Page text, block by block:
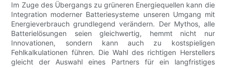
Im Zuge des Übergangs zu grüneren Energiequellen kann die
Integration moderner Batteriesysteme unseren Umgang mit
Energieverbrauch grundlegend verändern. Der Mythos, alle
Batterielösungen seien gleichwertig, hemmt nicht nur
Innovationen, sondern kann auch zu kostspieligen
Fehlkalkulationen führen. Die Wahl des richtigen Herstellers
gleicht der Auswahl eines Partners für ein langfristiges